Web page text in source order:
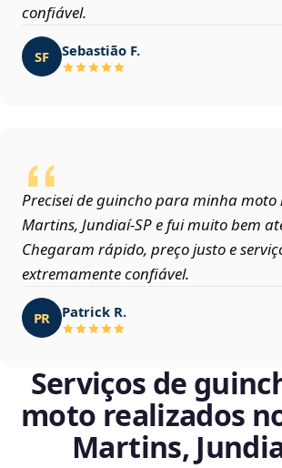
confiável.
SF Sebastião F.
Precisei de guincho para minha moto
Martins, Jundiaí‑SP e fui muito bem
Chegaram rápido, preço justo e
extremamente confiável.
PR Patrick R.
Serviços de
moto realizados
Martins,